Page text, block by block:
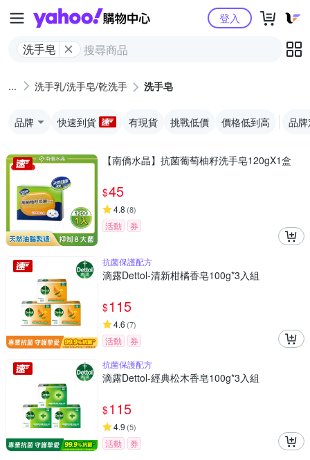
Yahoo購物中心
洗手皂
登入
洗手乳/洗手皂/乾洗手 洗手皂
品牌 快速到貨 有現貨 挑戰低價 價格低到高 品
【南僑水晶】抗菌葡萄柚籽洗手皂120gX1盒
$45
4.8 (8)
活動 券
抗菌保護配方
滴露Dettol-清新柑橘香皂100g*3入組
$115
4.6 (7)
活動
券
抗菌保護配方
滴露Dettol-經典松木香皂100g*3入組
$115
4.9 (5)
活動
券